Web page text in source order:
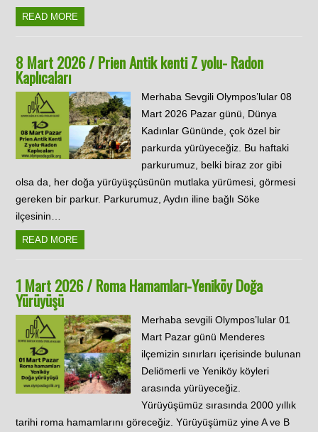
READ MORE
8 Mart 2026 / Prien Antik kenti Z yolu- Radon
Kaplıcaları
Merhaba Sevgili Olympos’lular 08
Mart 2026 Pazar günü, Dünya
Kadınlar Gününde, çok özel bir
parkurda yürüyeceğiz. Bu haftaki
parkurumuz, belki biraz zor gibi
olsa da, her doğa yürüyüşçüsünün mutlaka yürümesi, görmesi
gereken bir parkur. Parkurumuz, Aydın iline bağlı Söke
ilçesinin…
READ MORE
1 Mart 2026 / Roma Hamamları-Yeniköy Doğa
Yürüyüşü
Merhaba sevgili Olympos’lular 01
Mart Pazar günü Menderes
ilçemizin sınırları içerisinde bulunan
Deliömerli ve Yeniköy köyleri
arasında yürüyeceğiz.
Yürüyüşümüz sırasında 2000 yıllık
tarihi roma hamamlarını göreceğiz. Yürüyüşümüz yine A ve B